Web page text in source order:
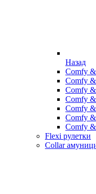
Назад
Comfy &
Comfy &
Comfy
Comfy
Comfy
Comfy
Comfy &
Flexi рулетки
Collar